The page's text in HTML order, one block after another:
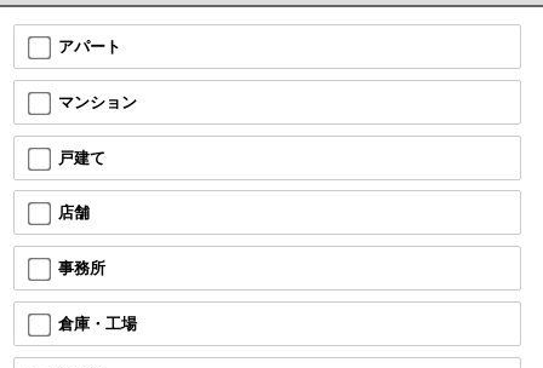
アパート
マンション
戸建て
店舗
事務所
倉庫・工場